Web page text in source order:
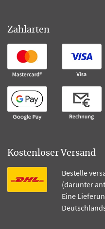
Zahlarten
Kostenloser Versand
Bestelle
(darunter
Eine